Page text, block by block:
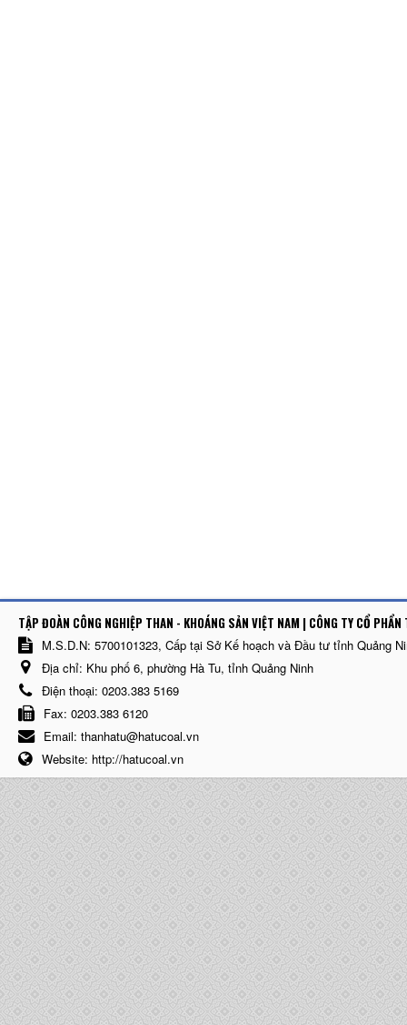
TẬP ĐOÀN CÔNG NGHIỆP THAN - KHOÁNG SẢN VIỆT NAM | CÔNG TY CỔ
M.S.D.N: 5700101323, Cấp tại Sở Kế hoạch và Đầu tư tỉnh Quảng
Địa chỉ: Khu phố 6, phường Hà Tu, tỉnh Quảng Ninh
Điện thoại: 0203.383 5169
Fax: 0203.383 6120
Email: thanhatu@hatucoal.vn
Website: http://hatucoal.vn